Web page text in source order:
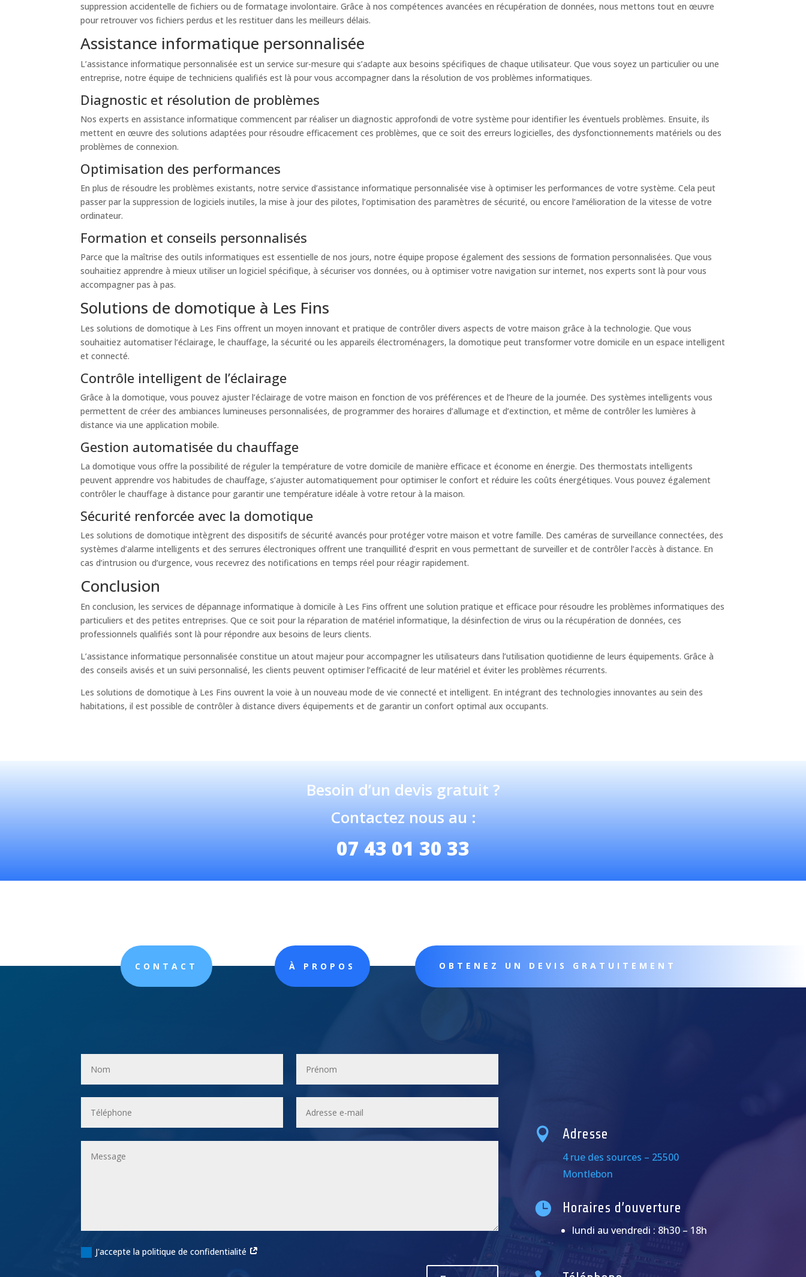
suppression accidentelle de fichiers ou de formatage involontaire. Grâce à nos compétences avancées en récupération de données, nous mettons tout en œuvre
pour retrouver vos fichiers perdus et les restituer dans les meilleurs délais.
Assistance informatique personnalisée
L’assistance informatique personnalisée est un service sur-mesure qui s’adapte aux besoins spécifiques de chaque utilisateur. Que vous soyez un particulier ou une
entreprise, notre équipe de techniciens qualifiés est là pour vous accompagner dans la résolution de vos problèmes informatiques.
Diagnostic et résolution de problèmes
Nos experts en assistance informatique commencent par réaliser un diagnostic approfondi de votre système pour identifier les éventuels problèmes. Ensuite, ils
mettent en œuvre des solutions adaptées pour résoudre efficacement ces problèmes, que ce soit des erreurs logicielles, des dysfonctionnements matériels ou des
problèmes de connexion.
Optimisation des performances
En plus de résoudre les problèmes existants, notre service d’assistance informatique personnalisée vise à optimiser les performances de votre système. Cela peut
passer par la suppression de logiciels inutiles, la mise à jour des pilotes, l’optimisation des paramètres de sécurité, ou encore l’amélioration de la vitesse de votre
ordinateur.
Formation et conseils personnalisés
Parce que la maîtrise des outils informatiques est essentielle de nos jours, notre équipe propose également des sessions de formation personnalisées. Que vous
souhaitiez apprendre à mieux utiliser un logiciel spécifique, à sécuriser vos données, ou à optimiser votre navigation sur internet, nos experts sont là pour vous
accompagner pas à pas.
Solutions de domotique à Les Fins
Les solutions de domotique à Les Fins offrent un moyen innovant et pratique de contrôler divers aspects de votre maison grâce à la technologie. Que vous
souhaitiez automatiser l’éclairage, le chauffage, la sécurité ou les appareils électroménagers, la domotique peut transformer votre domicile en un espace intelligent
et connecté.
Contrôle intelligent de l’éclairage
Grâce à la domotique, vous pouvez ajuster l’éclairage de votre maison en fonction de vos préférences et de l’heure de la journée. Des systèmes intelligents vous
permettent de créer des ambiances lumineuses personnalisées, de programmer des horaires d’allumage et d’extinction, et même de contrôler les lumières à
distance via une application mobile.
Gestion automatisée du chauffage
La domotique vous offre la possibilité de réguler la température de votre domicile de manière efficace et économe en énergie. Des thermostats intelligents
peuvent apprendre vos habitudes de chauffage, s’ajuster automatiquement pour optimiser le confort et réduire les coûts énergétiques. Vous pouvez également
contrôler le chauffage à distance pour garantir une température idéale à votre retour à la maison.
Sécurité renforcée avec la domotique
Les solutions de domotique intègrent des dispositifs de sécurité avancés pour protéger votre maison et votre famille. Des caméras de surveillance connectées, des
systèmes d’alarme intelligents et des serrures électroniques offrent une tranquillité d’esprit en vous permettant de surveiller et de contrôler l’accès à distance. En
cas d’intrusion ou d’urgence, vous recevrez des notifications en temps réel pour réagir rapidement.
Conclusion
En conclusion, les services de dépannage informatique à domicile à Les Fins offrent une solution pratique et efficace pour résoudre les problèmes informatiques des
particuliers et des petites entreprises. Que ce soit pour la réparation de matériel informatique, la désinfection de virus ou la récupération de données, ces
professionnels qualifiés sont là pour répondre aux besoins de leurs clients.
L’assistance informatique personnalisée constitue un atout majeur pour accompagner les utilisateurs dans l’utilisation quotidienne de leurs équipements. Grâce à
des conseils avisés et un suivi personnalisé, les clients peuvent optimiser l’efficacité de leur matériel et éviter les problèmes récurrents.
Les solutions de domotique à Les Fins ouvrent la voie à un nouveau mode de vie connecté et intelligent. En intégrant des technologies innovantes au sein des
habitations, il est possible de contrôler à distance divers équipements et de garantir un confort optimal aux occupants.
Besoin d’un devis gratuit ?
Contactez nous au :
07 43 01 30 33
CONTACT À PROPOS OBTENEZ UN DEVIS GRATUITEMENT
J'accepte la politique de confidentialité
 Adresse
4 rue des sources – 25500
Montlebon
 Horaires d’ouverture
lundi au vendredi : 8h30 – 18h